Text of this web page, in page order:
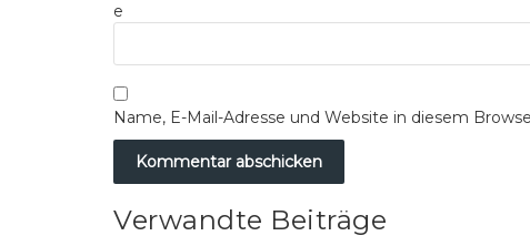
e
Name, E-Mail-Adresse und Website in diesem
Verwandte Beiträge